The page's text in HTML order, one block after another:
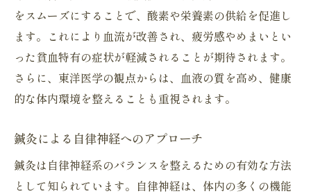
をスムーズにすることで、酸素や栄養素の供給を促進し
ます。これにより血流が改善され、疲労感やめまいとい
った貧血特有の症状が軽減されることが期待されます。
さらに、東洋医学の観点からは、血液の質を高め、健康
的な体内環境を整えることも重視されます。
鍼灸による自律神経へのアプローチ
鍼灸は自律神経系のバランスを整えるための有効な方法
として知られています。自律神経は、体内の多くの機能